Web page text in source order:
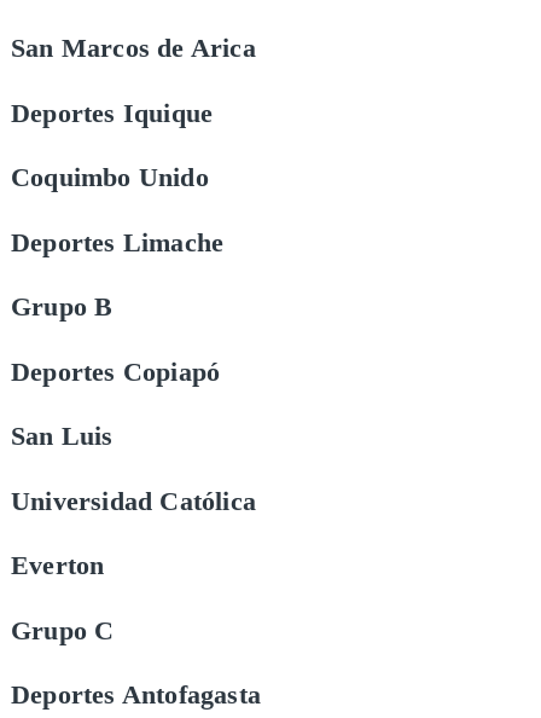
San Marcos de Arica
Deportes Iquique
Coquimbo Unido
Deportes Limache
Grupo B
Deportes Copiapó
San Luis
Universidad Católica
Everton
Grupo C
Deportes Antofagasta